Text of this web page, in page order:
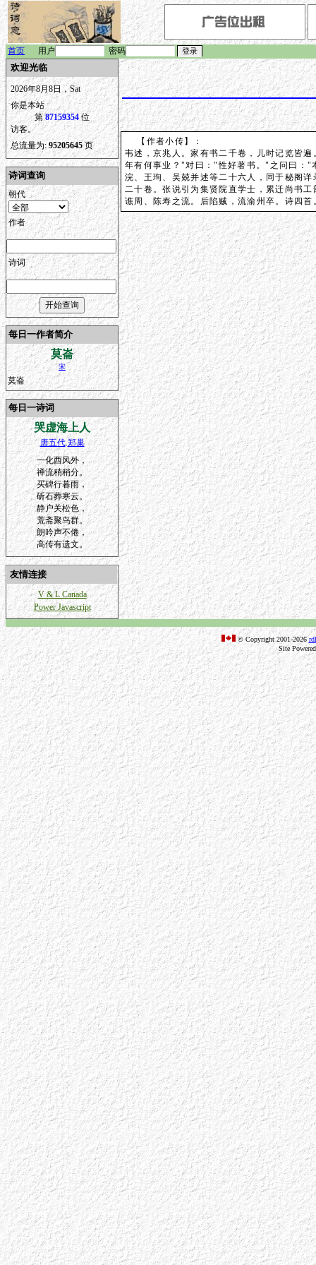
首页 用户 密码
欢迎光临
2026年8月8日，Sat
你是本站
第87159354位
访客。
总流量为:95205645 页
诗词查询
朝代
作者
诗词
每日一作者简介
莫崙
宋
莫崙
每日一诗词
哭虚海上人
唐五代.郑巢
一化西风外，
禅流稍稍分。
买碑行暮雨，
斫石葬寒云。
静户关松色，
荒斋聚鸟群。
朗吟声不倦，
高传有遗文。
友情连接
V & L Canada
Power Javascript
【作者小传】：
韦述，京兆人。家有书二千卷，儿时记览皆
年有何事业？"对曰："性好著书。"之问曰："
浣、王珣、吴兢并述等二十六人，同于秘阁
二十卷。张说引为集贤院直学士，累迁尚书
谯周、陈寿之流。后陷贼，流渝州卒。诗四首
© Copyright 2001-2026
Site